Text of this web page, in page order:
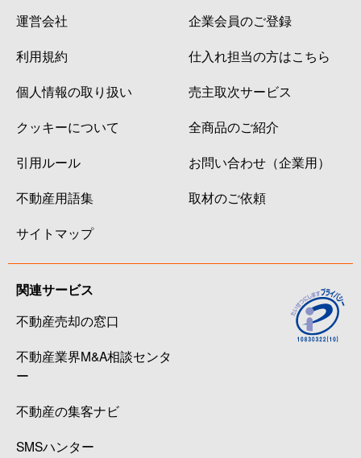
運営会社
利用規約
個人情報の取り扱い
クッキーについて
引用ルール
不動産用語集
サイトマップ
企業会員のご登録
仕入れ担当の方はこちら
売主取次サービス
全商品のご紹介
お問い合わせ（企業用）
取材のご依頼
関連サービス
不動産売却の窓口
不動産業界M&A相談センタ
ー
不動産の集客ナビ
SMSハンター